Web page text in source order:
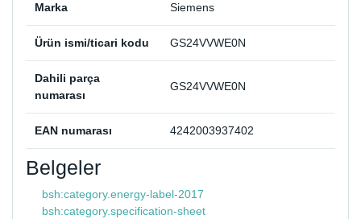
Marka Siemens
Ürün ismi/ticari kodu GS24VVWE0N
Dahili parça
numarası
GS24VVWE0N
EAN numarası 4242003937402
Belgeler
bsh:category.energy-label-2017
bsh:category.specification-sheet